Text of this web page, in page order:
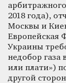
2018 года),
Москвы и
Европейская
Украины
недобор газа
или плати»)
другой